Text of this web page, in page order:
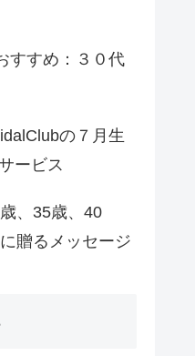
すすめ：３０代
の７月生
ービス
、35歳、40
贈るメッセージ